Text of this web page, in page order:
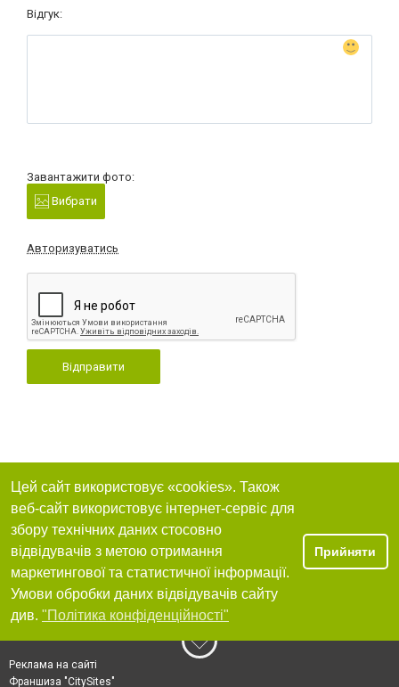
Відгук:
Завантажити фото:
Вибрати
Авторизуватись
Відправити
Цей сайт використовує «cookies». Також
веб-сайт використовує інтернет-сервіс для
збору технічних даних стосовно
відвідувачів з метою отримання
маркетингової та статистичної інформації.
Умови обробки даних відвідувачів сайту
див. "Політика конфіденційності"
Прийняти
Реклама на сайті
Франшиза "CitySites"